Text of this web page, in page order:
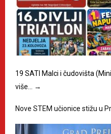
19 SATI Malci i čudovišta
više…
→
Nove STEM učionice stižu u